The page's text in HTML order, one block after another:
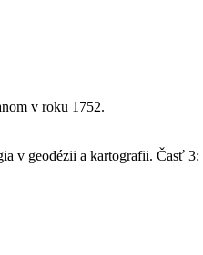
v roku 1752.
v geodézii a kartografii. Časť